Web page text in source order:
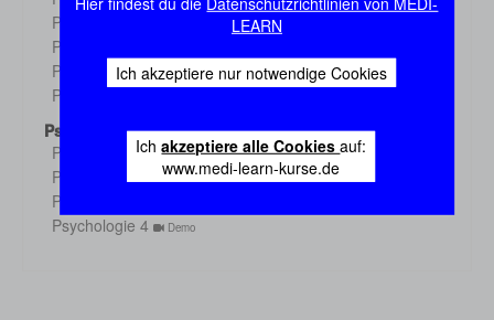
LEARN
Ich akzeptiere nur notwendige Cookies
Ichakzeptiere alle Cookiesauf:
www.medi-learn-kurse.de
Physiologie 3
Physiologie 4
Physiologie 5 Demo
Physiologie 6
Psychologie
Psychologie 1
Demo
Psychologie 2 Demo
Psychologie 3
Psychologie 4 Demo